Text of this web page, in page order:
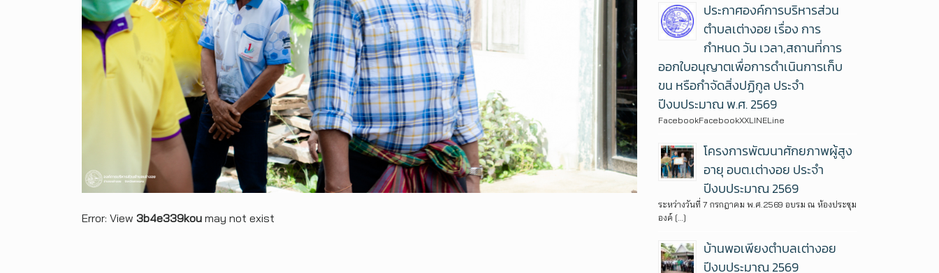
Error: View 3b4e339kou may not exist
ประกาศองค์การบริหารส่วน
ตำบลเต่างอย เรื่อง การ
กำหนด วัน เวลา,สถานที่การ
ออกใบอนุญาตเพื่อการดำเนินการเก็บ
ขน หรือกำจัดสิ่งปฏิกูล ประจำ
ปีงบประมาณ พ.ศ. 2569
FacebookFacebookXXLINELine
โครงการพัฒนาศักยภาพผู้สูง
อายุ อบต.เต่างอย ประจำ
ปีงบประมาณ 2569
ระหว่างวันที่ 7 กรกฎาคม พ.ศ.2569 อบรม ณ ห้องประชุม
องค์ […]
บ้านพอเพียงตำบลเต่างอย
ปีงบประมาณ 2569